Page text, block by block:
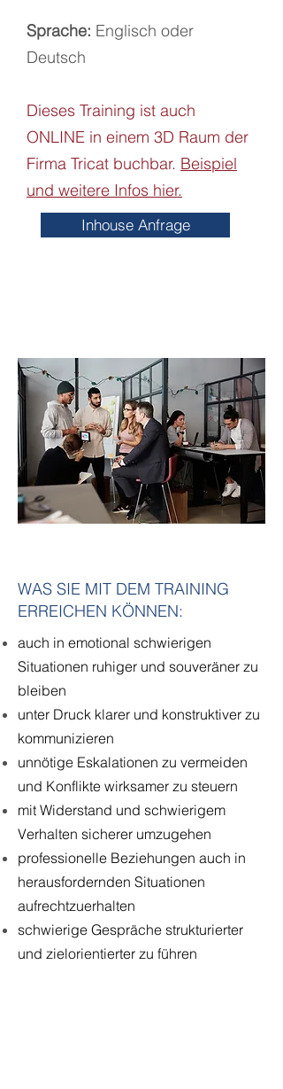
Sprache: Englisch oder
Deutsch
Dieses Training ist auch
ONLINE in einem 3D Raum der
Firma Tricat buchbar. Beispiel
und weitere Infos hier.
Inhouse Anfrage
WAS SIE MIT DEM TRAINING
ERREICHEN KÖNNEN:
auch in emotional schwierigen
Situationen ruhiger und souveräner zu
bleiben
unter Druck klarer und konstruktiver zu
kommunizieren
unnötige Eskalationen zu vermeiden
und Konflikte wirksamer zu steuern
mit Widerstand und schwierigem
Verhalten sicherer umzugehen
professionelle Beziehungen auch in
herausfordernden Situationen
aufrechtzuerhalten
schwierige Gespräche strukturierter
und zielorientierter zu führen